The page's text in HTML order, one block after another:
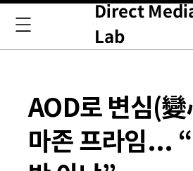
Direct
Lab
AOD로 변심(
마존 프라임...